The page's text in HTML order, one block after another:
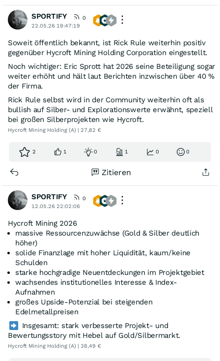
SPORTIFY
0
22.05.26 19:47:19
Soweit öffentlich bekannt, ist Rick Rule weiterhin positiv
gegenüber Hycroft Mining Holding Corporation eingestellt.
Noch wichtiger: Eric Sprott hat 2026 seine Beteiligung sogar
weiter erhöht und hält laut Berichten inzwischen über 40 %
der Firma.
Rick Rule selbst wird in der Community weiterhin oft als
bullish auf Silber- und Explorationswerte erwähnt, speziell
bei großen Silberprojekten wie Hycroft.
Hycroft Mining Holding (A) | 27,82 €
2 1 0 1 0 0
Zitieren
SPORTIFY
0
12.05.26 22:02:06
Hycroft Mining 2026
massive Ressourcenzuwächse (Gold & Silber deutlich
höher)
solide Finanzlage mit hoher Liquidität, kaum/keine
Schulden
starke hochgradige Neuentdeckungen im Projektgebiet
wachsendes institutionelles Interesse & Index-
Aufnahmen
großes Upside-Potenzial bei steigenden
Edelmetallpreisen
Insgesamt: stark verbesserte Projekt- und
Bewertungsstory mit Hebel auf Gold/Silbermarkt.
Hycroft Mining Holding (A) | 38,49 €